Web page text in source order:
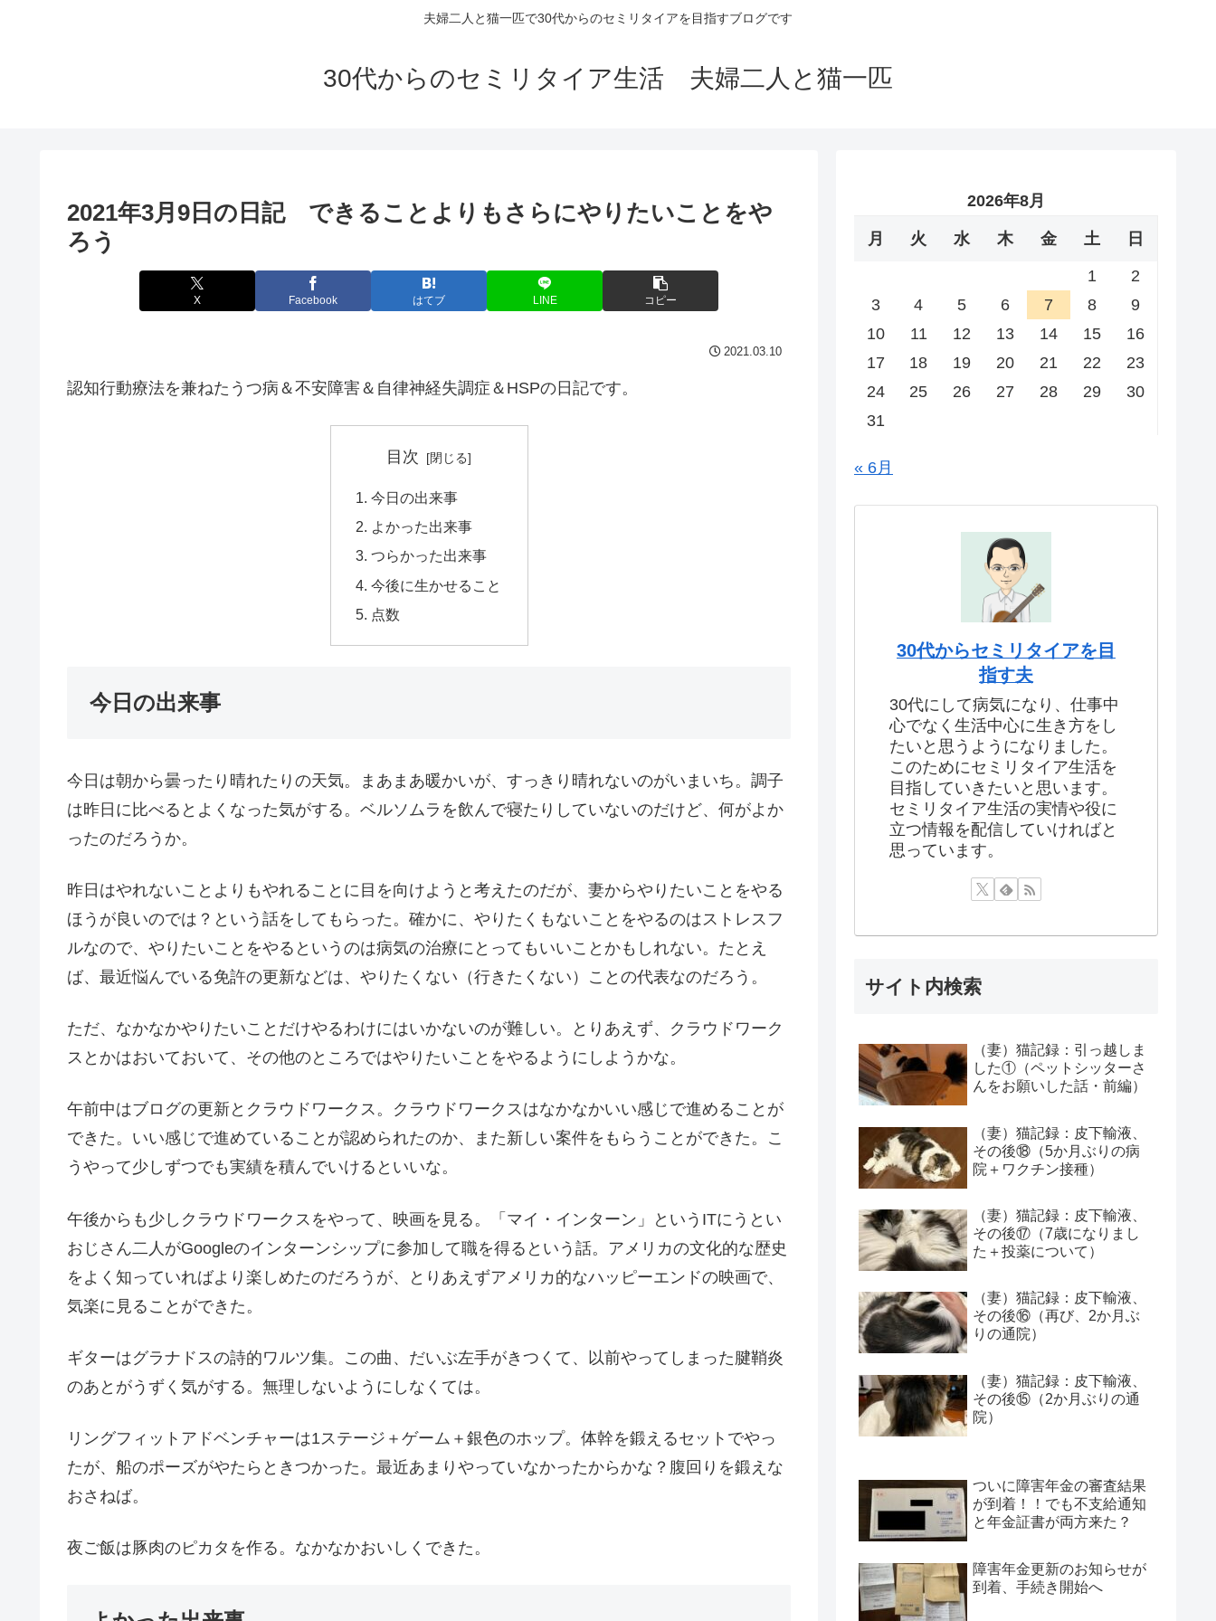
夫婦二人と猫一匹で30代からのセミリタイアを目指すブログです
30代からのセミリタイア生活 夫婦二人と猫一匹
2021年3月9日の日記 できることよりもさらにやりたいことをや
ろう
X Facebook はてブ LINE コピー
2021.03.10
認知行動療法を兼ねたうつ病＆不安障害＆自律神経失調症＆HSPの日記です。
目次
今日の出来事
よかった出来事
つらかった出来事
今後に生かせること
点数
今日の出来事
今日は朝から曇ったり晴れたりの天気。まあまあ暖かいが、すっきり晴れないのがいまいち。調子
は昨日に比べるとよくなった気がする。ベルソムラを飲んで寝たりしていないのだけど、何がよか
ったのだろうか。
昨日はやれないことよりもやれることに目を向けようと考えたのだが、妻からやりたいことをやる
ほうが良いのでは？という話をしてもらった。確かに、やりたくもないことをやるのはストレスフ
ルなので、やりたいことをやるというのは病気の治療にとってもいいことかもしれない。たとえ
ば、最近悩んでいる免許の更新などは、やりたくない（行きたくない）ことの代表なのだろう。
ただ、なかなかやりたいことだけやるわけにはいかないのが難しい。とりあえず、クラウドワーク
スとかはおいておいて、その他のところではやりたいことをやるようにしようかな。
午前中はブログの更新とクラウドワークス。クラウドワークスはなかなかいい感じで進めることが
できた。いい感じで進めていることが認められたのか、また新しい案件をもらうことができた。こ
うやって少しずつでも実績を積んでいけるといいな。
午後からも少しクラウドワークスをやって、映画を見る。「マイ・インターン」というITにうとい
おじさん二人がGoogleのインターンシップに参加して職を得るという話。アメリカの文化的な歴史
をよく知っていればより楽しめたのだろうが、とりあえずアメリカ的なハッピーエンドの映画で、
気楽に見ることができた。
ギターはグラナドスの詩的ワルツ集。この曲、だいぶ左手がきつくて、以前やってしまった腱鞘炎
のあとがうずく気がする。無理しないようにしなくては。
リングフィットアドベンチャーは1ステージ＋ゲーム＋銀色のホップ。体幹を鍛えるセットでやっ
たが、船のポーズがやたらときつかった。最近あまりやっていなかったからかな？腹回りを鍛えな
おさねば。
夜ご飯は豚肉のピカタを作る。なかなかおいしくできた。
2026年8月
月 火 水 木 金 土 日
1
2
3
4 5 6 7 8
9
10
11 12 13 14 15
16
17
18 19 20 21 22
23
24
25 26 27 28 29
30
31
« 6月
30代からセミリタイアを目
指す夫
30代にして病気になり、仕事中
心でなく生活中心に生き方をし
たいと思うようになりました。
このためにセミリタイア生活を
目指していきたいと思います。
セミリタイア生活の実情や役に
立つ情報を配信していければと
思っています。
サイト内検索
（妻）猫記録：引っ越しま
した①（ペットシッターさ
んをお願いした話・前編）
（妻）猫記録：皮下輸液、
その後⑱（5か月ぶりの病
院＋ワクチン接種）
（妻）猫記録：皮下輸液、
その後⑰（7歳になりまし
た＋投薬について）
（妻）猫記録：皮下輸液、
その後⑯（再び、2か月ぶ
りの通院）
（妻）猫記録：皮下輸液、
その後⑮（2か月ぶりの通
院）
ついに障害年金の審査結果
が到着！！でも不支給通知
と年金証書が両方来た？
障害年金更新のお知らせが
到着、手続き開始へ